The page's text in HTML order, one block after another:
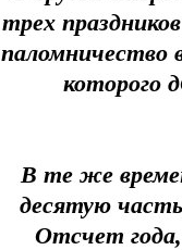
трех
паломничество
которого
В те же
десятую
Отсчет